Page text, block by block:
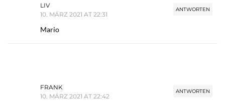
ANTWORTEN
LIV
10. MÄRZ 2021 AT 22:31
Mario
ANTWORTEN
FRANK
10. MÄRZ 2021 AT 22:42